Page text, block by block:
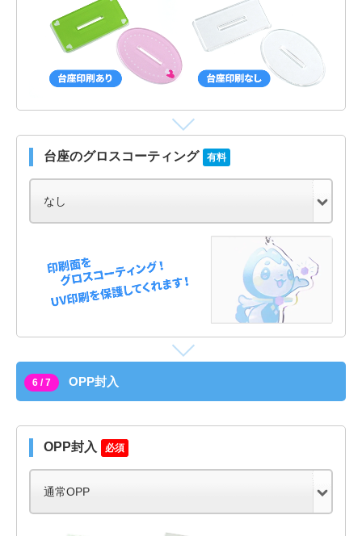
台座のグロスコーティング 有料
6 / 7 OPP封入
OPP封入 必須